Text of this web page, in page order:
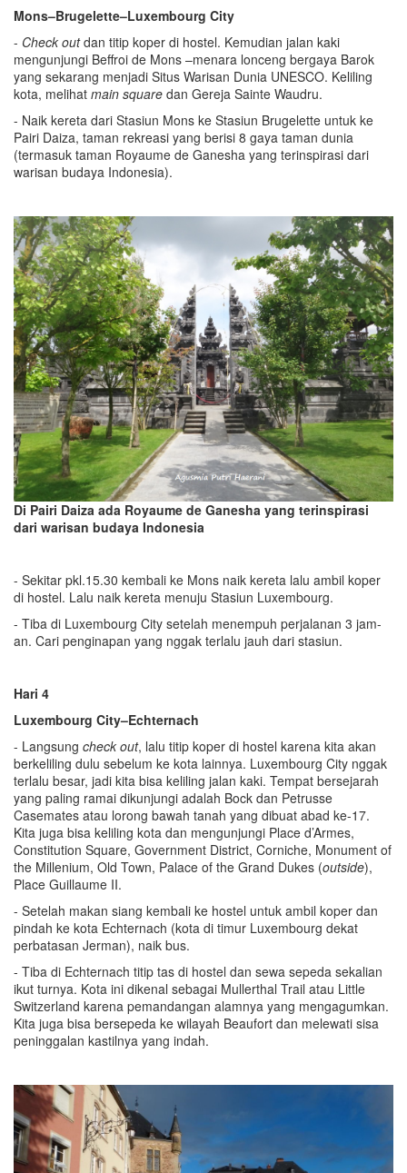
Mons–Brugelette–Luxembourg City
- Check outdan titip koper di hostel. Kemudian jalan kaki
mengunjungi Beffroi de Mons –menara lonceng bergaya Barok
yang sekarang menjadi Situs Warisan Dunia UNESCO. Keliling
kota, melihat main square dan Gereja Sainte Waudru.
- Naik kereta dari Stasiun Mons ke Stasiun Brugelette untuk ke
Pairi Daiza, taman rekreasi yang berisi 8 gaya taman dunia
(termasuk taman Royaume de Ganesha yang terinspirasi dari
warisan budaya Indonesia).
Di Pairi Daiza ada Royaume de Ganesha yang terinspirasi
dari warisan budaya Indonesia
- Sekitar pkl.15.30 kembali ke Mons naik kereta lalu ambil koper
di hostel. Lalu naik kereta menuju Stasiun Luxembourg.
- Tiba di Luxembourg City setelah menempuh perjalanan 3 jam-
an. Cari penginapan yang nggak terlalu jauh dari stasiun.
Hari 4
Luxembourg City–Echternach
- Langsung check out, lalu titip koper di hostel karena kita akan
berkeliling dulu sebelum ke kota lainnya. Luxembourg City nggak
terlalu besar, jadi kita bisa keliling jalan kaki. Tempat bersejarah
yang paling ramai dikunjungi adalah Bock dan Petrusse
Casemates atau lorong bawah tanah yang dibuat abad ke-17.
Kita juga bisa keliling kota dan mengunjungi Place d’Armes,
Constitution Square, Government District, Corniche, Monument of
the Millenium, Old Town, Palace of the Grand Dukes (outside),
Place Guillaume II.
- Setelah makan siang kembali ke hostel untuk ambil koper dan
pindah ke kota Echternach (kota di timur Luxembourg dekat
perbatasan Jerman), naik bus.
- Tiba di Echternach titip tas di hostel dan sewa sepeda sekalian
ikut turnya. Kota ini dikenal sebagai Mullerthal Trail atau Little
Switzerland karena pemandangan alamnya yang mengagumkan.
Kita juga bisa bersepeda ke wilayah Beaufort dan melewati sisa
peninggalan kastilnya yang indah.